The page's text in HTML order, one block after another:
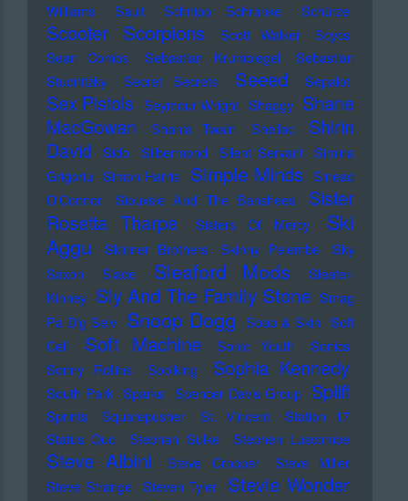
Williams
Sault Schnipo Schranke Schürze
Scooter Scorpions Scott Walker
Scycs
Sean Combs
Sebastian Krumbiegel
Sebastian
Studnitzky
Secret Secrets Seeed Sepalot
Sex Pistols Seymour Wright Shaggy Shane
MacGowan
Shania Twain Shellac
Shirin
David
Sido Silbermond Silent Servant Simina
Grigoriu Simon Harris Simple Minds Sinead
O'Connor
Siouxsie And The Banshees
Sister
Rosetta Tharpe
Sisters Of Mercy
Ski
Aggu
Skinner Brothers Skinny Pelembe
Sky
Saxon
Slade Sleaford Mods
Sleater-
Kinney Sly And The Family Stone Smag
Pa Dig Selv Snoop Dogg Soap & Skin Soft
Cell
Soft Machine Sonic Youth
Sonics
Sonny Rollins
Soolking Sophia Kennedy
South Park Sparks Spencer Davis Group Spliff
Sprints Squarepusher St. Vincent
Station 17
Status Quo
Stephan Sulke Stephen Luscombe
Steve Albini Steve Cropper
Steve Miller
Steve Strange Steven Tyler Stevie Wonder